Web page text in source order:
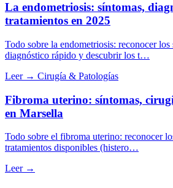
La endometriosis: síntomas,
tratamientos en 2025
Todo sobre la endometriosis: reconocer los
diagnóstico rápido y descubrir los t…
Leer → Cirugía & Patologías
Fibroma uterino: síntomas,
en Marsella
Todo sobre el fibroma uterino: reconocer
tratamientos disponibles (histero…
Leer →